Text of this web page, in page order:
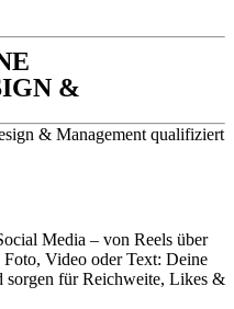
&
& Management qualifiziert
Media – von Reels über
Video oder Text: Deine
sorgen für Reichweite, Likes &